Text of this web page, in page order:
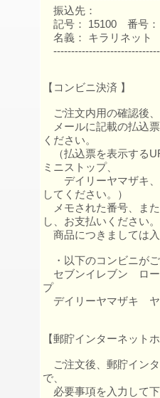
振込先：
記号： 15100 番号
名義： キラリネット
【コンビニ決済 】
ご注文内用の確認後、
メールに記載の払込
ください。
（払込票を表示する
ミニストップ、
デイリーヤマザキ、
してください。）
メモされた番号、ま
し、お支払いください。
商品につきましては入
・以下のコンビニがご
セブンイレブン ロ
プ
デイリーヤマザキ
【郵貯インターネット
ご注文後、郵貯イン
で、
必要事項を入力して下